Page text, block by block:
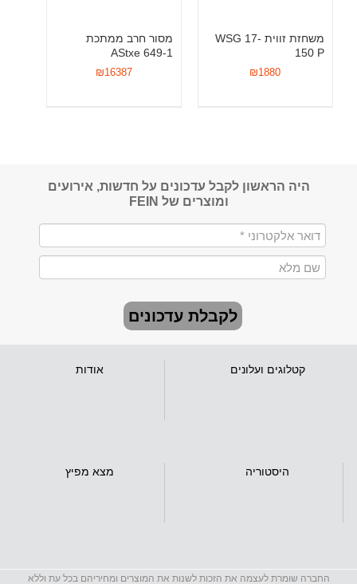
משחזת זווית WSG 17-
150 P
₪1880
מסור חרב ממתכת
AStxe 649-1
₪16387
היה הראשון לקבל עדכונים על חדשות, אירועים
ומוצרים של FEIN
לקבלת עדכונים
קטלוגים ועלונים אודות
היסטוריה מצא מפיץ
החברה שומרת לעצמה את הזכות לשנות את המוצרים ומחיריהם בכל עת וללא